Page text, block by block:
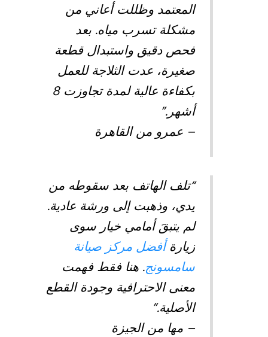
المعتمد وظللت أعاني من
مشكلة تسرب مياه. بعد
فحص دقيق واستبدال قطعة
صغيرة، عدت الثلاجة للعمل
بكفاءة عالية لمدة تجاوزت 8
أشهر.”
– عمرو من القاهرة
“تلف الهاتف بعد سقوطه من
يدي، وذهبت إلى ورشة عادية.
لم يتبقَ أمامي خيار سوى
زيارةأفضل مركز صيانة
سامسونج. هنا فقط فهمت
معنى الاحترافية وجودة القطع
الأصلية.”
– مها من الجيزة